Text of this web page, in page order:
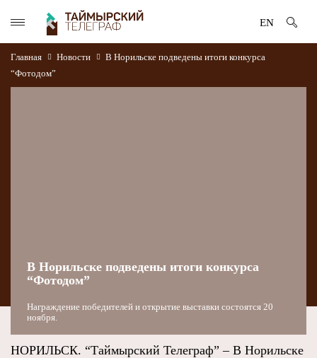
EN
Главная Новости
В Норильске подведены итоги конкурса
“Фотодом”
В Норильске подведены итоги конкурса
“Фотодом”
Награждение победителей и открытие выставки состоятся 20
ноября.
НОРИЛЬСК. “Таймырский Телеграф” – В Норильске